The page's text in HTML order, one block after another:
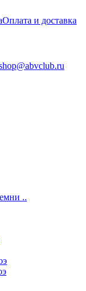
Оплата и доставка
..